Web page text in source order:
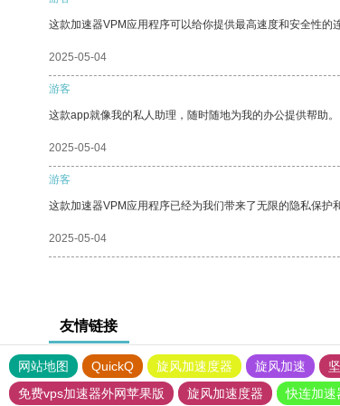
这款加速器VPM应用程序可以给你提供最高速度和安全性的
2025-05-04
游客
这款app就像我的私人助理，随时随地为我的办公提供帮助。
2025-05-04
游客
这款加速器VPM应用程序已经为我们带来了无限的隐私保护
2025-05-04
友情链接
网站地图 QuickQ 旋风加速度器 旋风加速
免费vps加速器外网苹果版
旋风加速度器 快连加速